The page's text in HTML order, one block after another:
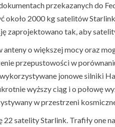
przekazanych do
około 2000 kg satelitów
zaprojektowano tak, aby
o większej mocy oraz
przepustowości w
jonowe silniki
wyższy ciąg i o połowę
w przestrzeni
22 satelity Starlink. Trafiły one